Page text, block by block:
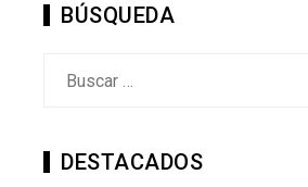
BÚSQUEDA
DESTACADOS